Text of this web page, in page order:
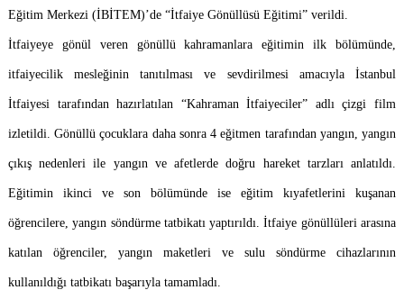
Eğitim Merkezi (İBİTEM)’de “İtfaiye Gönüllüsü Eğitimi” verildi.
İtfaiyeye gönül veren gönüllü kahramanlara eğitimin ilk bölümünde,
itfaiyecilik mesleğinin tanıtılması ve sevdirilmesi amacıyla İstanbul
İtfaiyesi tarafından hazırlatılan “Kahraman İtfaiyeciler” adlı çizgi film
izletildi. Gönüllü çocuklara daha sonra 4 eğitmen tarafından yangın, yangın
çıkış nedenleri ile yangın ve afetlerde doğru hareket tarzları anlatıldı.
Eğitimin ikinci ve son bölümünde ise eğitim kıyafetlerini kuşanan
öğrencilere, yangın söndürme tatbikatı yaptırıldı. İtfaiye gönüllüleri arasına
katılan öğrenciler, yangın maketleri ve sulu söndürme cihazlarının
kullanıldığı tatbikatı başarıyla tamamladı.